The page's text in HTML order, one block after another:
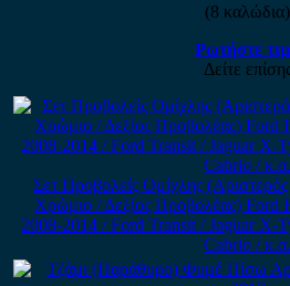
(8 καλώδια)
Ρωτήστε
Δείτε
Σετ Προβολείς Ομίχλης
Χρώμιο / Δεξίος Προβολέας) Ford
2008-2014 / Ford Transit / Jaguar X-
Cabrio / κ.α.